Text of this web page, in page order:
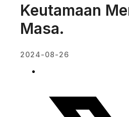
Keutamaan
Masa.
2024-08-26